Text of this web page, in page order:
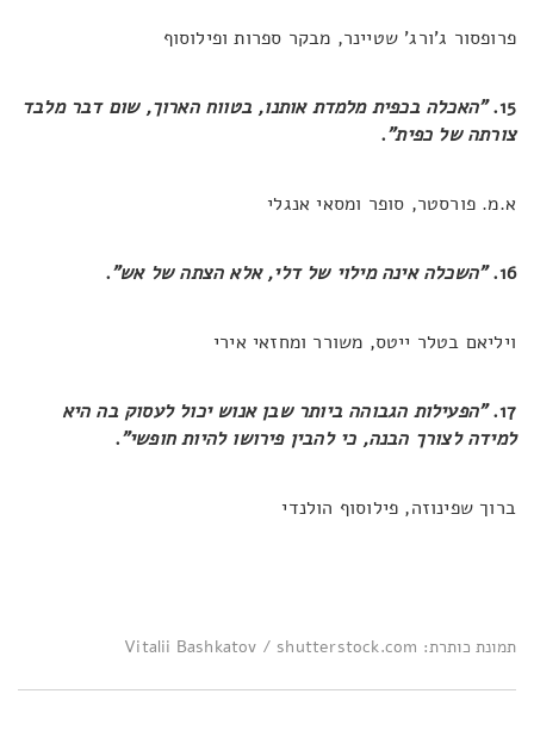
פרופסור ג'ורג' שטיינר, מבקר ספרות ופילוסוף
15. "האכלה בכפית מלמדת אותנו, בטווח הארוך, שום דבר מלבד
צורתה של כפית".
א.מ. פורסטר, סופר ומסאי אנגלי
16. "השכלה אינה מילוי של דלי, אלא הצתה של אש".
ויליאם בטלר ייטס, משורר ומחזאי אירי
17. "הפעילות הגבוהה ביותר שבן אנוש יכול לעסוק בה היא
למידה לצורך הבנה, כי להבין פירושו להיות חופשי".
ברוך שפינוזה, פילוסוף הולנדי
תמונת כותרת: Vitalii Bashkatov / shutterstock.com